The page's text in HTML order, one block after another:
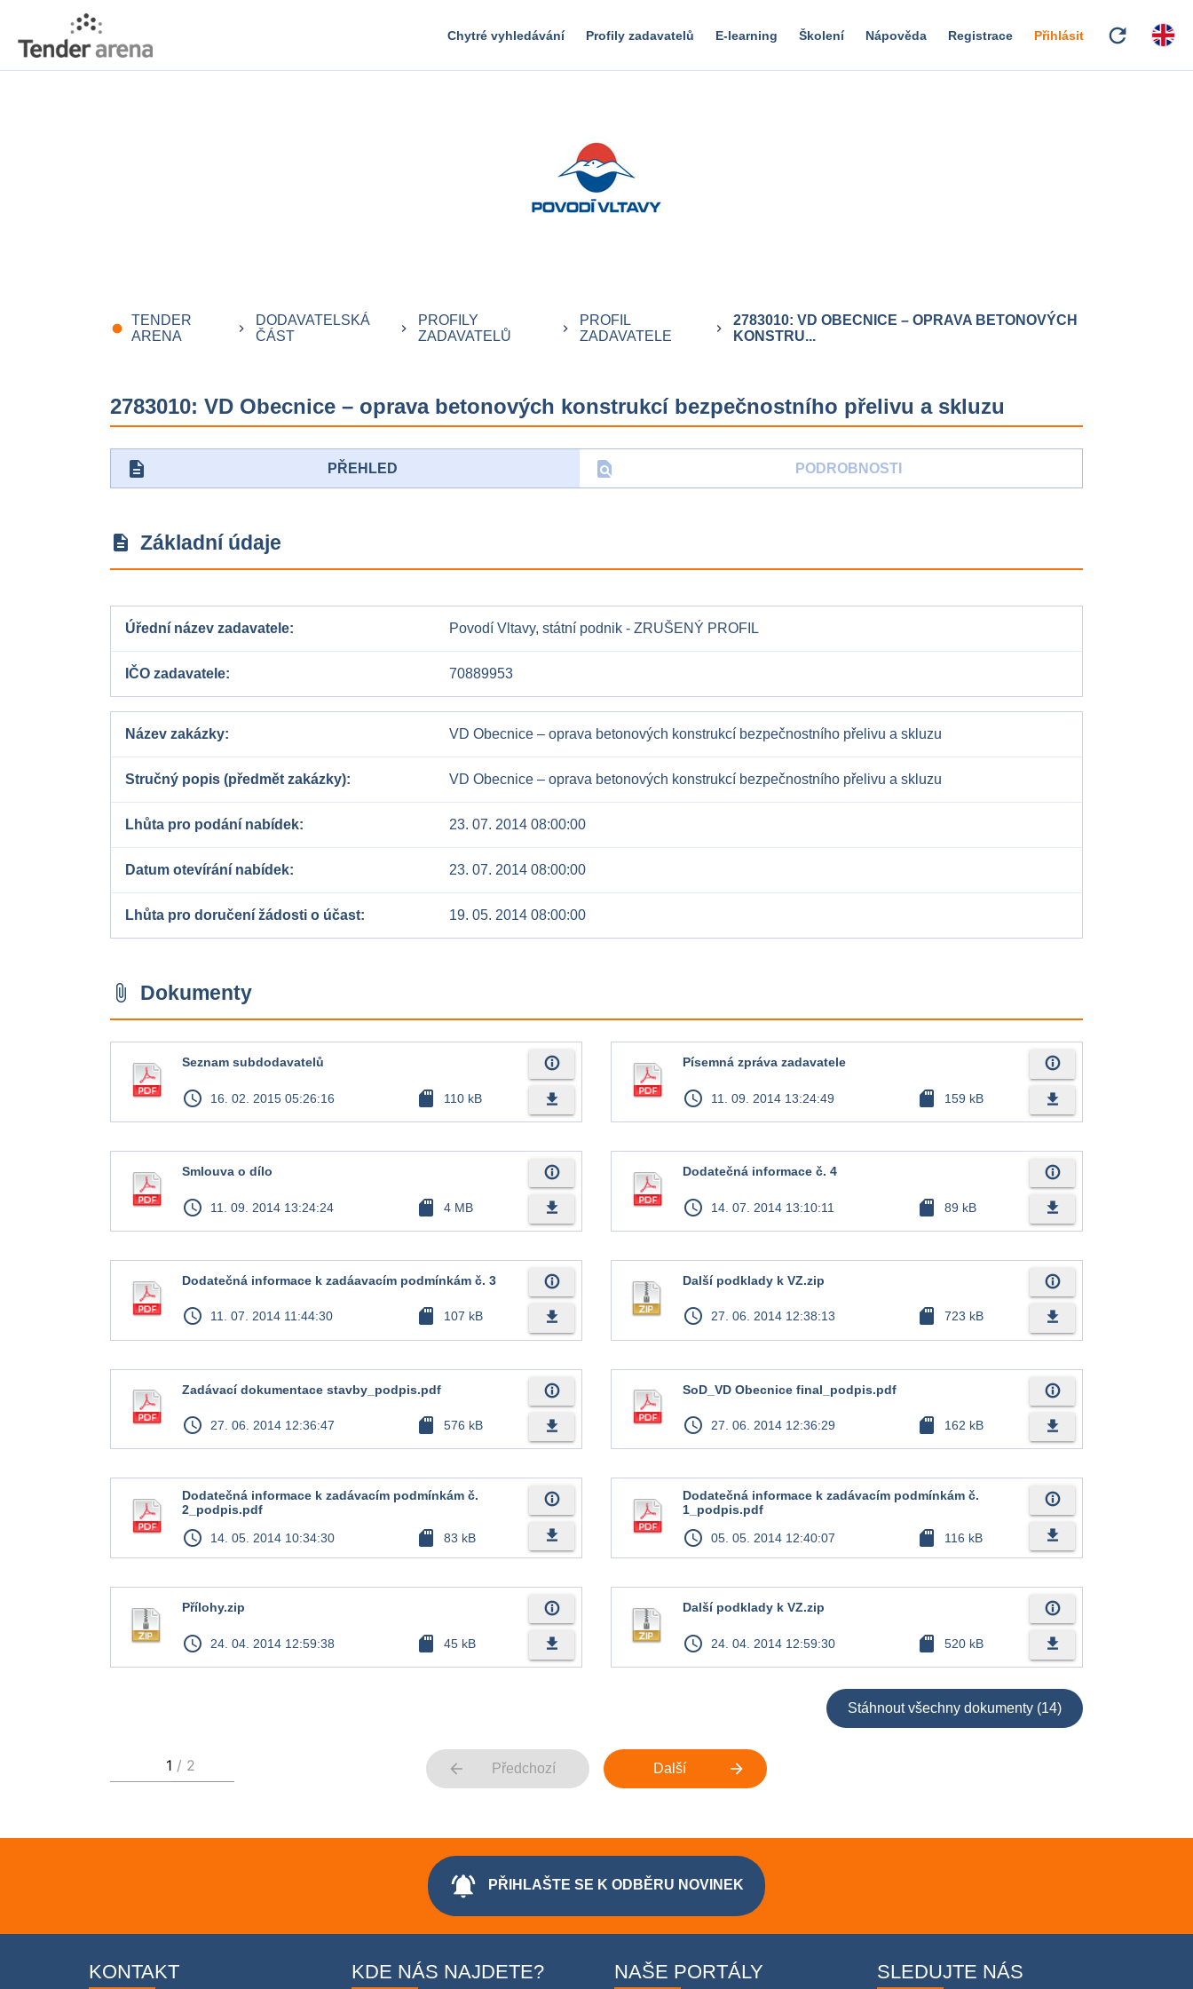
Chytré vyhledávání Profily zadavatelů E-learning Školení Nápověda Registrace Přihlásit refresh
fiber_manual_record
TENDER
ARENA
keyboard_arrow_right
DODAVATELSKÁ
ČÁST
keyboard_arrow_right
PROFILY
ZADAVATELŮ
keyboard_arrow_right
PROFIL
ZADAVATELE
keyboard_arrow_right
2783010: VD OBECNICE – OPRAVA BETONOVÝCH
KONSTRU...
2783010: VD Obecnice – oprava betonových konstrukcí bezpečnostního přelivu a skluzu
description PŘEHLED find_in_page PODROBNOSTI
description Základní údaje
Úřední název zadavatele Povodí Vltavy, státní podnik - ZRUŠENÝ PROFIL
IČO zadavatele 70889953
Název zakázky VD Obecnice – oprava betonových konstrukcí bezpečnostního přelivu a skluzu
Stručný popis (předmět zakázky) VD Obecnice – oprava betonových konstrukcí bezpečnostního přelivu a skluzu
Lhůta pro podání nabídek 23. 07. 2014 08:00:00
Datum otevírání nabídek 23. 07. 2014 08:00:00
Lhůta pro doručení žádosti o účast 19. 05. 2014 08:00:00
attach_file Dokumenty
Seznam subdodavatelů
access_time 16. 02. 2015 05:26:16 sd_card 110 kB
info_outline
file_download
Písemná zpráva zadavatele
access_time 11. 09. 2014 13:24:49 sd_card 159 kB
info_outline
file_download
Smlouva o dílo
access_time 11. 09. 2014 13:24:24 sd_card 4 MB
info_outline
file_download
Dodatečná informace č. 4
access_time 14. 07. 2014 13:10:11 sd_card 89 kB
info_outline
file_download
Dodatečná informace k zadáavacím podmínkám č. 3
access_time 11. 07. 2014 11:44:30 sd_card 107 kB
info_outline
file_download
Další podklady k VZ.zip
access_time 27. 06. 2014 12:38:13 sd_card 723 kB
info_outline
file_download
Zadávací dokumentace stavby_podpis.pdf
access_time 27. 06. 2014 12:36:47 sd_card 576 kB
info_outline
file_download
SoD_VD Obecnice final_podpis.pdf
access_time 27. 06. 2014 12:36:29 sd_card 162 kB
info_outline
file_download
Dodatečná informace k zadávacím podmínkám č.
2_podpis.pdf
access_time 14. 05. 2014 10:34:30 sd_card 83 kB
info_outline
file_download
Dodatečná informace k zadávacím podmínkám č.
1_podpis.pdf
access_time 05. 05. 2014 12:40:07 sd_card 116 kB
info_outline
file_download
Přílohy.zip
access_time 24. 04. 2014 12:59:38 sd_card 45 kB
info_outline
file_download
Další podklady k VZ.zip
access_time 24. 04. 2014 12:59:30 sd_card 520 kB
info_outline
file_download
Stáhnout všechny dokumenty (14)
arrow_back Předchozí Další arrow_forward
notifications_active PŘIHLAŠTE SE K ODBĚRU NOVINEK
KONTAKT KDE NÁS NAJDETE? NAŠE PORTÁLY SLEDUJTE NÁS